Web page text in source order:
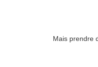
Mais prendre